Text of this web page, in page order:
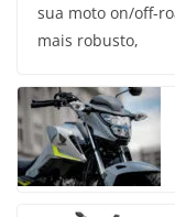
sua moto on/off-
mais robusto,